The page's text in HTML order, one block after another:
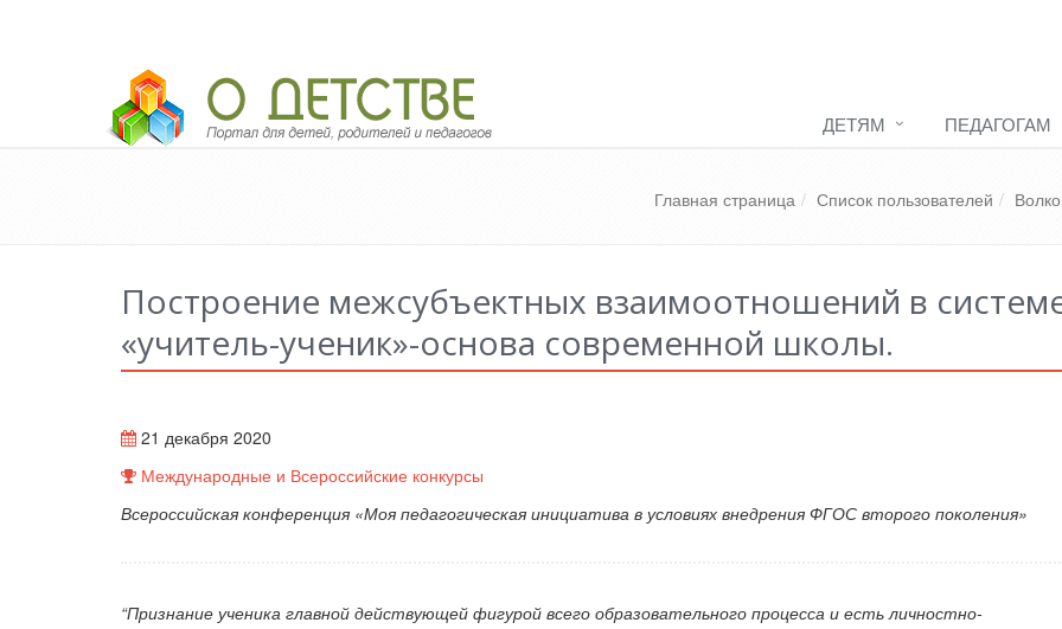
Педагогический портал «О детстве»
ДЕТЯМ
ПЕДАГОГАМ
Главная страница Список пользователей
Построение межсубъектных взаимоотношений в
«учитель-ученик»-основа современной школы.
21 декабря 2020
Международные и Всероссийские конкурсы
Всероссийская конференция «Моя педагогическая инициатива в условиях внедрения ФГОС второго поколения»
“Признание ученика главной действующей фигурой всего образовательного процесса и есть личностно-
Как стать экспертом наших
Как правильно оформить